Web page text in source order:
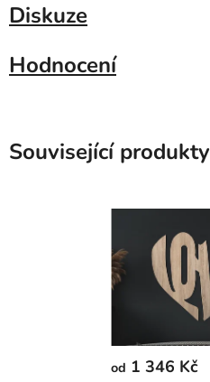
Diskuze
Hodnocení
Související produkty
od 1 346 Kč